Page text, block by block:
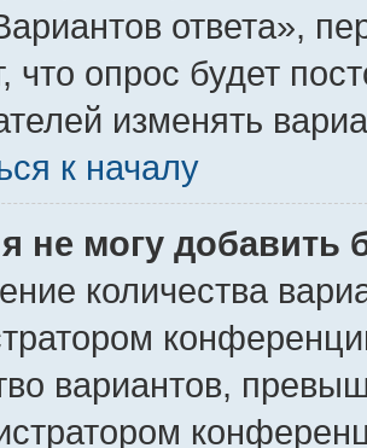
ответа»,
что опрос будет
изменять
к началу
не могу добавить
количества
вариантов,